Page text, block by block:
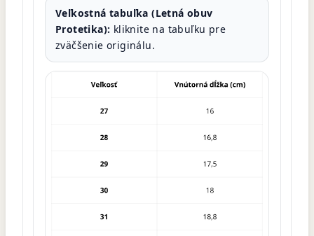
Veľkostná tabuľka (Letná obuv
Protetika): kliknite na tabuľku pre
zväčšenie originálu.